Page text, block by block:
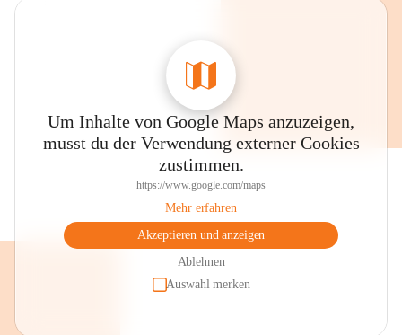
Um Inhalte von Google Maps anzuzeigen,
musst du der Verwendung externer Cookies
zustimmen.
https://www.google.com/maps
Mehr erfahren
Akzeptieren und anzeigen
Ablehnen
Auswahl merken